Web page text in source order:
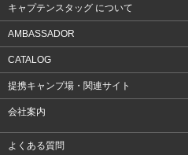
キャプテンスタッグ について
AMBASSADOR
CATALOG
提携キャンプ場・関連サイト
会社案内
よくある質問